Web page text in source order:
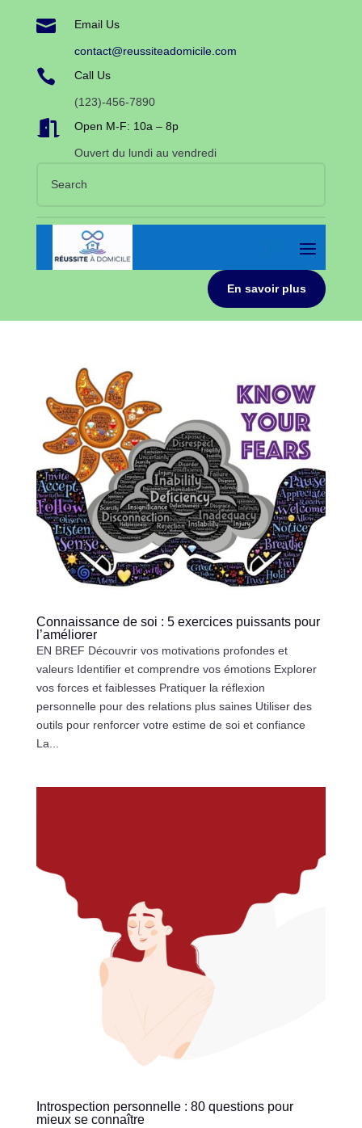
 Email Us
contact@reussiteadomicile.com
 Call Us
(123)-456-7890
 Open M-F: 10a – 8p
Ouvert du lundi au vendredi
En savoir plus
Connaissance de soi : 5 exercices puissants pour
l’améliorer
EN BREF Découvrir vos motivations profondes et
valeurs Identifier et comprendre vos émotions Explorer
vos forces et faiblesses Pratiquer la réflexion
personnelle pour des relations plus saines Utiliser des
outils pour renforcer votre estime de soi et confiance
La...
Introspection personnelle : 80 questions pour
mieux se connaître